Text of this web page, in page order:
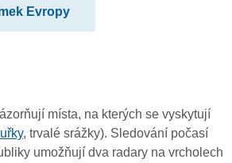
Evropy
místa, na kterých se vyskytují
, trvalé srážky). Sledování počasí
umožňují dva radary na vrcholech